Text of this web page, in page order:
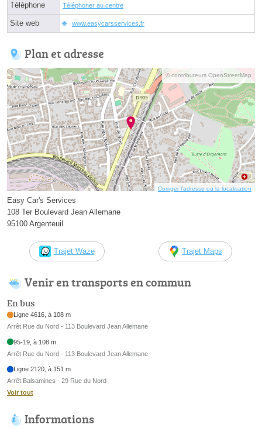
Téléphone Téléphoner au centre
Site web www.easycarsservices.fr
Plan et adresse
© contributeurs OpenStreetMap
Corriger l’adresse ou la localisation
Easy Car's Services
108 Ter Boulevard Jean Allemane
95100 Argenteuil
Trajet Waze Trajet Maps
Venir en transports en commun
En bus
Ligne 4616, à 108 m
Arrêt Rue du Nord - 113 Boulevard Jean Allemane
95-19, à 108 m
Arrêt Rue du Nord - 113 Boulevard Jean Allemane
Ligne 2120, à 151 m
Arrêt Balsamines - 29 Rue du Nord
Voir tout
Informations